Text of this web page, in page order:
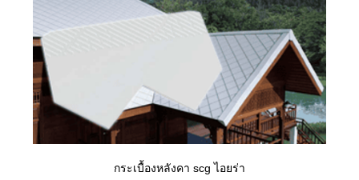
กระเบื้องหลังคา scg ไอยร่า